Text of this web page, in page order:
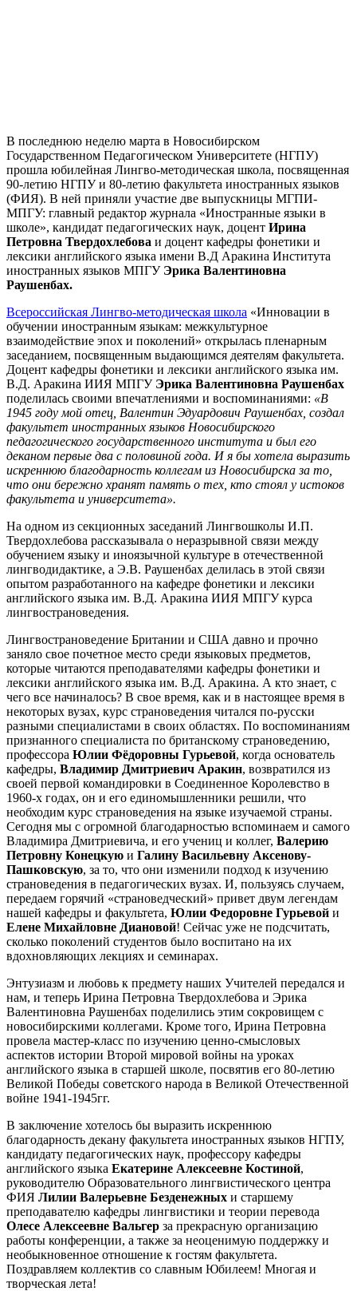
В последнюю неделю марта в Новосибирском
Государственном Педагогическом Университете (НГПУ)
прошла юбилейная Лингво-методическая школа, посвященная
90-летию НГПУ и 80-летию факультета иностранных языков
(ФИЯ). В ней приняли участие две выпускницы МГПИ-
МПГУ: главный редактор журнала «Иностранные языки в
школе», кандидат педагогических наук, доцент Ирина
Петровна Твердохлебова и доцент кафедры фонетики и
лексики английского языка имени В.Д Аракина Института
иностранных языков МПГУЭрика Валентиновна
Раушенбах.
Всероссийская Лингво-методическая школа «Инновации в
обучении иностранным языкам: межкультурное
взаимодействие эпох и поколений» открылась пленарным
заседанием, посвященным выдающимся деятелям факультета.
Доцент кафедры фонетики и лексики английского языка им.
В.Д. Аракина ИИЯ МПГУЭрика Валентиновна Раушенбах
поделилась своими впечатлениями и воспоминаниями: «В
1945 году мой отец, Валентин Эдуардович Раушенбах, создал
факультет иностранных языков Новосибирского
педагогического государственного института и был его
деканом первые два с половиной года. И я бы хотела выразить
искреннюю благодарность коллегам из Новосибирска за то,
что они бережно хранят память о тех, кто стоял у истоков
факультета и университета».
На одном из секционных заседаний Лингвошколы И.П.
Твердохлебова рассказывала о неразрывной связи между
обучением языку и иноязычной культуре в отечественной
лингводидактике, а Э.В. Раушенбах делилась в этой связи
опытом разработанного на кафедре фонетики и лексики
английского языка им. В.Д. Аракина ИИЯ МПГУ курса
лингвострановедения.
Лингвострановедение Британии и США давно и прочно
заняло свое почетное место среди языковых предметов,
которые читаются преподавателями кафедры фонетики и
лексики английского языка им. В.Д. Аракина. А кто знает, с
чего все начиналось? В свое время, как и в настоящее время в
некоторых вузах, курс страноведения читался по-русски
разными специалистами в своих областях. По воспоминаниям
признанного специалиста по британскому страноведению,
профессора Юлии Фёдоровны Гурьевой, когда основатель
кафедры, Владимир Дмитриевич Аракин, возвратился из
своей первой командировки в Соединенное Королевство в
1960-х годах, он и его единомышленники решили, что
необходим курс страноведения на языке изучаемой страны.
Сегодня мы с огромной благодарностью вспоминаем и самого
Владимира Дмитриевича, и его учениц и коллег, Валерию
Петровну Конецкую и Галину Васильевну Аксенову-
Пашковскую, за то, что они изменили подход к изучению
страноведения в педагогических вузах. И, пользуясь случаем,
передаем горячий «страноведческий» привет двум легендам
нашей кафедры и факультета, Юлии Федоровне Гурьевой и
Елене Михайловне Диановой! Сейчас уже не подсчитать,
сколько поколений студентов было воспитано на их
вдохновляющих лекциях и семинарах.
Энтузиазм и любовь к предмету наших Учителей передался и
нам, и теперь Ирина Петровна Твердохлебова и Эрика
Валентиновна Раушенбах поделились этим сокровищем с
новосибирскими коллегами. Кроме того, Ирина Петровна
провела мастер-класс по изучению ценно-смысловых
аспектов истории Второй мировой войны на уроках
английского языка в старшей школе, посвятив его 80-летию
Великой Победы советского народа в Великой Отечественной
войне 1941-1945гг.
В заключение хотелось бы выразить искреннюю
благодарность декану факультета иностранных языков НГПУ,
кандидату педагогических наук, профессору кафедры
английского языка Екатерине Алексеевне Костиной,
руководителю Образовательного лингвистического центра
ФИЯ Лилии Валерьевне Безденежных и старшему
преподавателю кафедры лингвистики и теории перевода
Олесе Алексеевне Вальгер за прекрасную организацию
работы конференции, а также за неоценимую поддержку и
необыкновенное отношение к гостям факультета.
Поздравляем коллектив со славным Юбилеем! Многая и
творческая лета!